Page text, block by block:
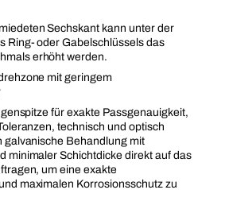
Sechskant kann unter der
Ring- oder Gabelschlüssels das
erhöht werden.
mit geringem
für exakte Passgenauigkeit,
technisch und optisch
galvanische Behandlung mit
minimaler Schichtdicke direkt auf das
um eine exakte
maximalen Korrosionsschutz zu